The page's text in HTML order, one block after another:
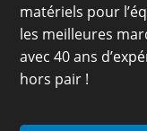
matériels pour
les meilleures
avec 40 ans
hors pair !